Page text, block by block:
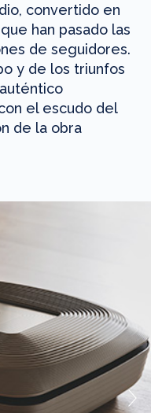
convertido en
han pasado las
de seguidores.
y de los triunfos
el escudo del
de la obra